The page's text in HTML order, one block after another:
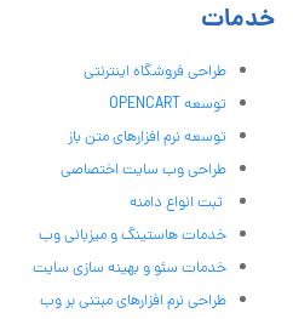
خدمات
طراحی فروشگاه اینترنتی
توسعه OPENCART
توسعه نرم افزارهای متن باز
طراحی وب سایت اختصاصی
ثبت انواع دامنه
خدمات هاستینگ و میزبانی وب
خدمات سئو و بهینه سازی سایت
طراحی نرم افزارهای مبتنی بر وب